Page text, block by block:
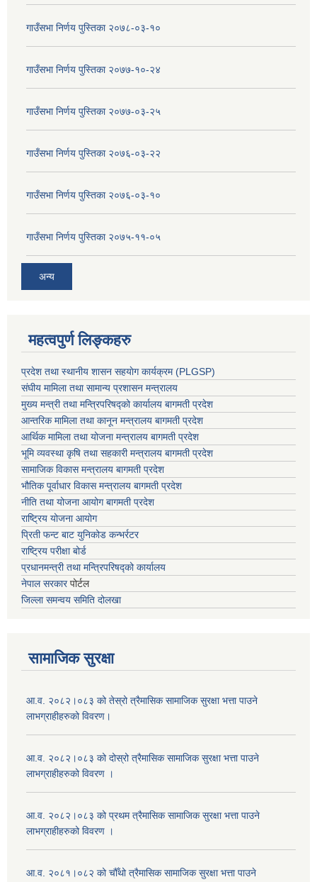
गाउँसभा निर्णय पुस्तिका २०७८-०३-१०
गाउँसभा निर्णय पुस्तिका २०७७-१०-२४
गाउँसभा निर्णय पुस्तिका २०७७-०३-२५
गाउँसभा निर्णय पुस्तिका २०७६-०३-२२
गाउँसभा निर्णय पुस्तिका २०७६-०३-१०
गाउँसभा निर्णय पुस्तिका २०७५-११-०५
अन्य
महत्वपुर्ण लिङ्कहरु
प्रदेश तथा स्थानीय शासन सहयाेग कार्यक्रम (PLGSP)
संघीय मामिला तथा सामान्य प्रशासन मन्त्रालय
मुख्य मन्त्री तथा मन्त्रिपरिषद्को कार्यालय बागमती प्रदेश
आन्तरिक मामिला तथा कानून मन्त्रालय बागमती प्रदेश
आर्थिक मामिला तथा योजना मन्त्रालय बागमती प्रदेश
भूमि व्यवस्था कृषि तथा सहकारी मन्त्रालय बागमती प्रदेश
सामाजिक विकास मन्त्रालय बागमती प्रदेश
भौतिक पूर्वाधार विकास मन्त्रालय बागमती प्रदेश
नीति तथा योजना आयोग बागमती प्रदेश
राष्ट्रिय योजना आयोग
प्रिती फन्ट बाट युनिकोड कन्भर्रटर
राष्ट्रिय परीक्षा बोर्ड
प्रधानमन्त्री तथा मन्त्रिपरिषद्को कार्यालय
नेपाल सरकारपोर्टल
जिल्ला समन्वय समिति दोलखा
सामाजिक सुरक्षा
आ.व. २०८२।०८३ को तेस्रो त्रैमासिक सामाजिक सुरक्षा भत्ता पाउने
लाभग्राहीहरुको विवरण।
आ.व. २०८२।०८३ को दोस्रो त्रैमासिक सामाजिक सुरक्षा भत्ता पाउने
लाभग्राहीहरुको विवरण ।
आ.व. २०८२।०८३ को प्रथम त्रैमासिक सामाजिक सुरक्षा भत्ता पाउने
लाभग्राहीहरुको विवरण ।
आ.व. २०८१।०८२ को चौँथो त्रैमासिक सामाजिक सुरक्षा भत्ता पाउने